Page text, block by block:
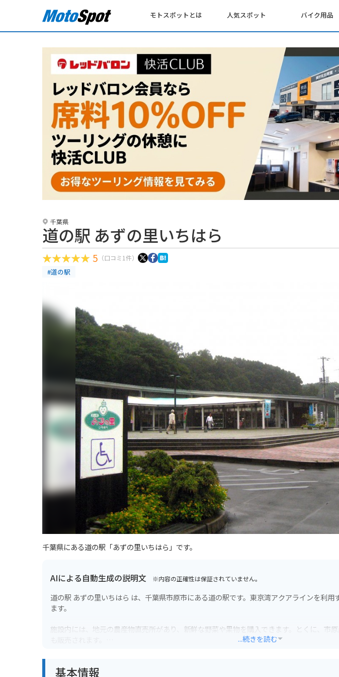
モトスポットとは 人気スポット バイク用品
千葉県
道の駅 あずの里いちはら
5 （口コミ1件）
#道の駅
千葉県にある道の駅「あずの里いちはら」です。
AIによる自動生成の説明文 ※内容の正確性は保証されていません。
道の駅 あずの里いちはら は、千葉県市原市にある道の駅です。東京湾アクアラインを利
ます。
施設内には、地元の農産物直売所があり、新鮮な野菜や果物を購入できます。とくに、市
いフレーバーを楽しむことができます。
...続きを読む
基本情報